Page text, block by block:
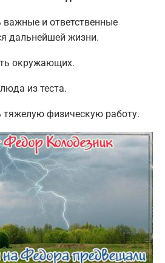
и ответственные
дальнейшей жизни.
окружающих.
из теста.
физическую работу.